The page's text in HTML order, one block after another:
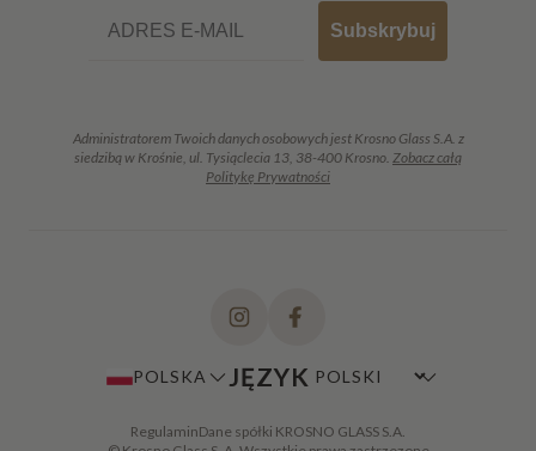
Subskrybuj
Administratorem Twoich danych osobowych jest Krosno Glass S.A. z
siedzibą w Krośnie, ul. Tysiąclecia 13, 38-400 Krosno. Zobacz całą
Politykę Prywatności
POLSKA JĘZYK
RegulaminDane spółki KROSNO GLASS S.A.